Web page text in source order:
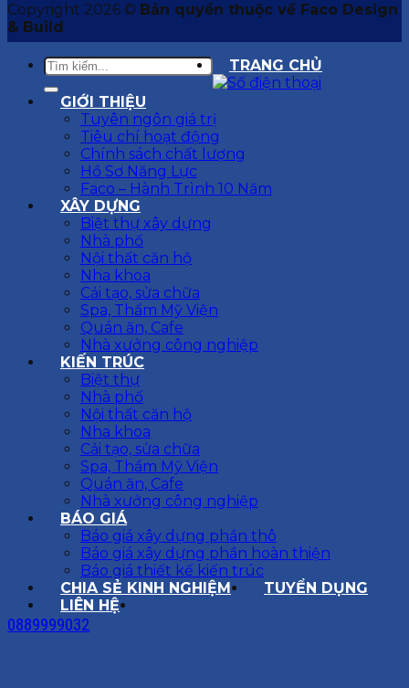
Copyright 2026 © Bản quyền thuộc về Faco Design
& Build
TRANG CHỦ
GIỚI THIỆU
Tuyên ngôn giá trị
Tiêu chí hoạt động
Chính sách chất lượng
Hồ Sơ Năng Lực
Faco – Hành Trình 10 Năm
XÂY DỰNG
Biệt thự xây dựng
Nhà phố
Nội thất căn hộ
Nha khoa
Cải tạo, sửa chữa
Spa, Thẩm Mỹ Viện
Quán ăn, Cafe
Nhà xưởng công nghiệp
KIẾN TRÚC
Biệt thự
Nhà phố
Nội thất căn hộ
Nha khoa
Cải tạo, sửa chữa
Spa, Thẩm Mỹ Viện
Quán ăn, Cafe
Nhà xưởng công nghiệp
BÁO GIÁ
Báo giá xây dựng phần thô
Báo giá xây dựng phần hoàn thiện
Báo giá thiết kế kiến trúc
CHIA SẺ KINH NGHIỆM
TUYỂN DỤNG
LIÊN HỆ
0889999032